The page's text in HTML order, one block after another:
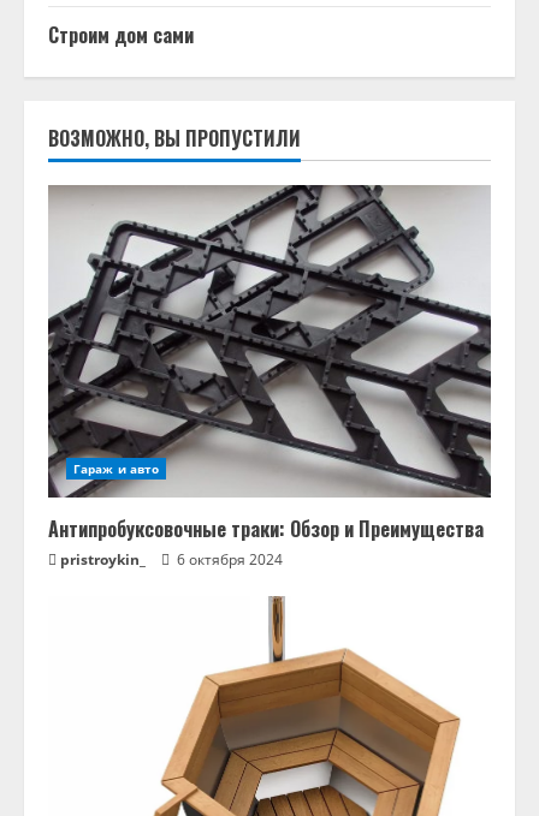
Строим дом сами
ВОЗМОЖНО, ВЫ ПРОПУСТИЛИ
Гараж и авто
Антипробуксовочные траки: Обзор и Преимущества
pristroykin_ 6 октября 2024